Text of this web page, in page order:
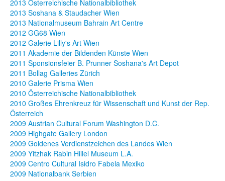
2013 Österreichische Nationalbibliothek
2013 Soshana & Staudacher Wien
2013 Nationalmuseum Bahrain Art Centre
2012 GG68 Wien
2012 Galerie Lilly's Art Wien
2011 Akademie der Bildenden Künste Wien
2011 Sponsionsfeier B. Prunner Soshana's Art Depot
2011 Bollag Galleries Zürich
2010 Galerie Prisma Wien
2010 Österreichische Nationalbibliothek
2010 Großes Ehrenkreuz für Wissenschaft und Kunst der Rep.
Österreich
2009 Austrian Cultural Forum Washington D.C.
2009 Highgate Gallery London
2009 Goldenes Verdienstzeichen des Landes Wien
2009 Yitzhak Rabin Hillel Museum L.A.
2009 Centro Cultural Isidro Fabela Mexiko
2009 Nationalbank Serbien